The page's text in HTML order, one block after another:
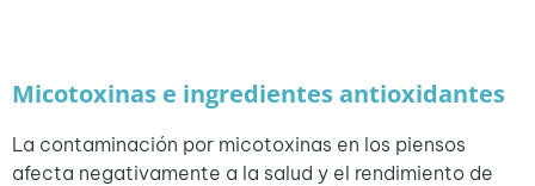
Micotoxinas e ingredientes antioxidantes
La contaminación por micotoxinas en los piensos
afecta negativamente a la salud y el rendimiento de